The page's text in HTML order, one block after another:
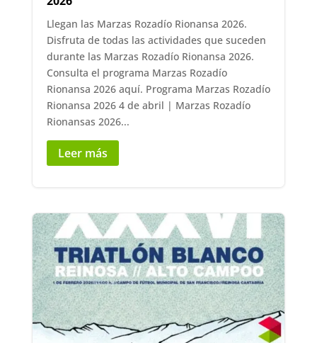
Llegan las Marzas Rozadío Rionansa 2026.
Disfruta de todas las actividades que suceden
durante las Marzas Rozadío Rionansa 2026.
Consulta el programa Marzas Rozadío
Rionansa 2026 aquí. Programa Marzas Rozadío
Rionansa 2026 4 de abril | Marzas Rozadío
Rionansas 2026...
Leer más